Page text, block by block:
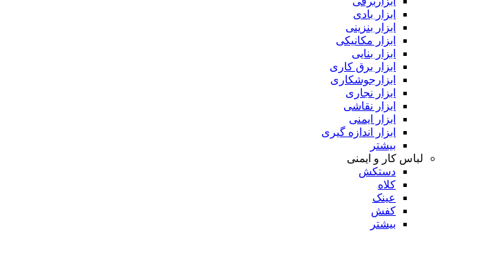
ابزار بادی
ابزار بنزینی
ابزار مکانیکی
ابزار بنایی
ابزار برق کاری
ابزارجوشکاری
ابزار نجاری
ابزار نقاشی
ابزار ایمنی
ابزار اندازه گیری
بیشتر
لباس کار و ایمنی
دستکش
کلاه
عینک
کفش
بیشتر